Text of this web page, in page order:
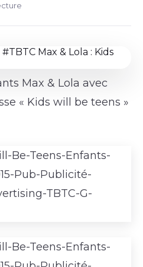
Max & Lola avec
« Kids will be teens »